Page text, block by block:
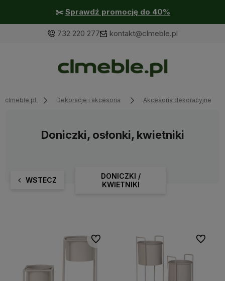
✂️ Sprawdź promocję do 40%
732 220 277 kontakt@clmeble.pl
clmeble.pl Dekoracje i akcesoria Akcesoria dekoracyjne
Doniczki, osłonki, kwietniki
WSTECZ
DONICZKI /
KWIETNIKI
Do ulubionych Do